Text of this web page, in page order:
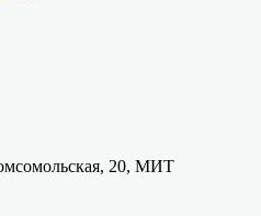
20, МИТ